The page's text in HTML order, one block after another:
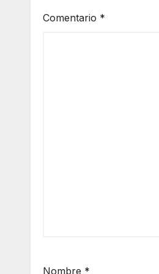
Comentario *
Nombre *